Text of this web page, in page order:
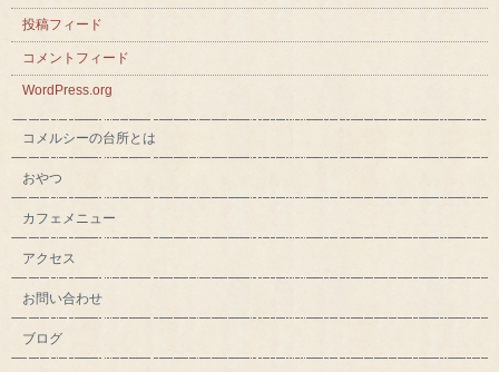
投稿フィード
コメントフィード
WordPress.org
コメルシーの台所とは
おやつ
カフェメニュー
アクセス
お問い合わせ
ブログ